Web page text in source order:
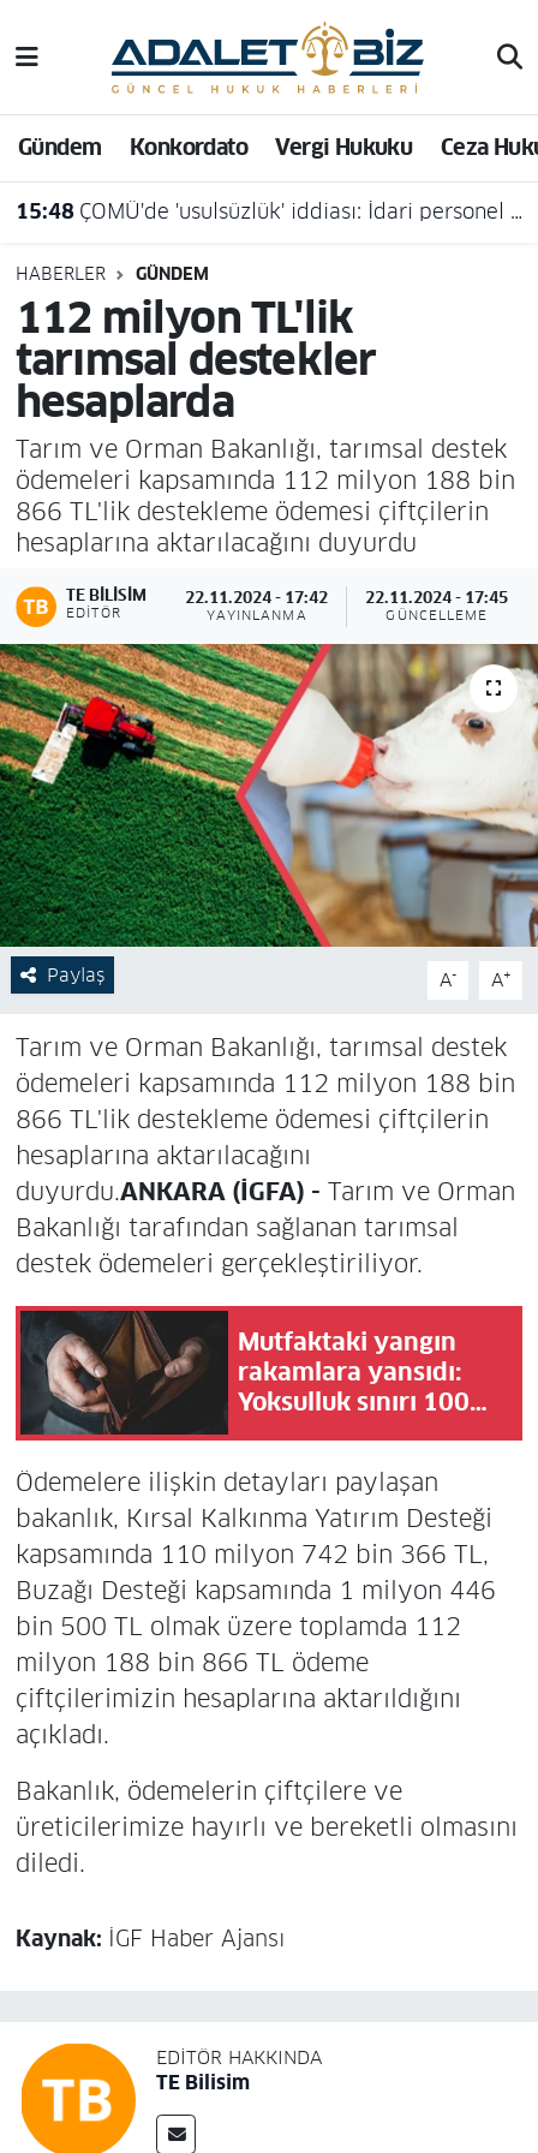
Gündem Konkordato Vergi Hukuku Ceza
15:48 ÇOMÜ'de 'usulsüzlük' iddiası: İdari personel açığa alındı
HABERLER GÜNDEM
112 milyon TL'lik
tarımsal destekler
hesaplarda
Tarım ve Orman Bakanlığı, tarımsal destek
ödemeleri kapsamında 112 milyon 188 bin
866 TL'lik destekleme ödemesi çiftçilerin
hesaplarına aktarılacağını duyurdu
TE BILISIM
EDITÖR
22.11.2024 - 17:42
YAYINLANMA
22.11.2024 - 17:45
GÜNCELLEME
Paylaş A- A+
Tarım ve Orman Bakanlığı, tarımsal destek
ödemeleri kapsamında 112 milyon 188 bin
866 TL'lik destekleme ödemesi çiftçilerin
hesaplarına aktarılacağını
duyurdu.ANKARA (İGFA) - Tarım ve Orman
Bakanlığı tarafından sağlanan tarımsal
destek ödemeleri gerçekleştiriliyor.
Mutfaktaki yangın
rakamlara yansıdı:
Yoksulluk sınırı 100
Ödemelere ilişkin detayları paylaşan
bakanlık, Kırsal Kalkınma Yatırım Desteği
kapsamında 110 milyon 742 bin 366 TL,
Buzağı Desteği kapsamında 1 milyon 446
bin 500 TL olmak üzere toplamda 112
milyon 188 bin 866 TL ödeme
çiftçilerimizin hesaplarına aktarıldığını
açıkladı.
Bakanlık, ödemelerin çiftçilere ve
üreticilerimize hayırlı ve bereketli olmasını
diledi.
Kaynak: İGF Haber Ajansı
EDITÖR HAKKINDA
TE Bilisim
Hava Durumu
Trafik Durumu
Süper Lig Puan Durumu ve Fikstür
Tüm Manşetler
Son Dakika Haberleri
Haber Arşivi